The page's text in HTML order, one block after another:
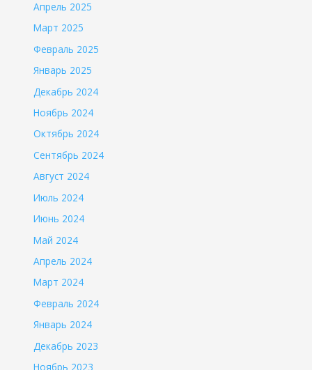
Апрель 2025
Март 2025
Февраль 2025
Январь 2025
Декабрь 2024
Ноябрь 2024
Октябрь 2024
Сентябрь 2024
Август 2024
Июль 2024
Июнь 2024
Май 2024
Апрель 2024
Март 2024
Февраль 2024
Январь 2024
Декабрь 2023
Ноябрь 2023